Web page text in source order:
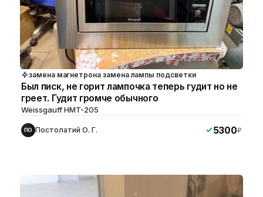
замена магнетрона замена лампы подсветки
Был писк, не горит лампочка теперь гудит но не
греет. Гудит громче обычного
Weissgauff HMT-205
ПО Постолатий О. Г. 5300₽